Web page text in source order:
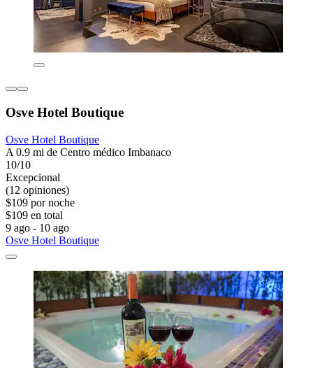
Osve Hotel Boutique
Osve Hotel Boutique
A 0.9 mi de Centro médico Imbanaco
10/10
Excepcional
(12 opiniones)
$109 por noche
$109 en total
9 ago - 10 ago
Osve Hotel Boutique